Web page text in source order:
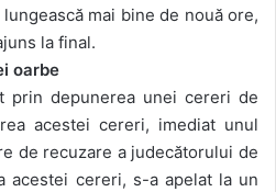
mai bine de nouă ore,
la final.
oarbe
prin depunerea unei cereri de
acestei cereri, imediat unul
de recuzare a judecătorului de
acestei cereri, s-a apelat la un